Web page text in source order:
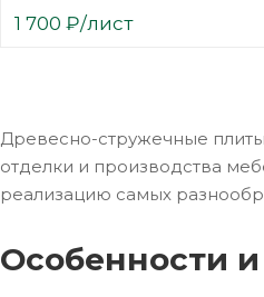
1 700 ₽/лист
Древесно-стружечные
отделки и производства
реализацию самых
Особенности